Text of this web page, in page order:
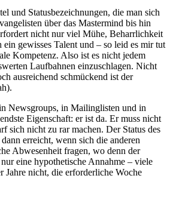
und Statusbezeichnungen, die man sich
über das Mastermind bis hin
nicht nur viel Mühe, Beharrlichkeit
gewisses Talent und – so leid es mir tut
Kompetenz. Also ist es nicht jedem
Laufbahnen einzuschlagen. Nicht
ausreichend schmückend ist der
Newsgroups, in Mailinglisten und in
Eigenschaft: er ist da. Er muss nicht
sich nicht zu rar machen. Der Status des
erreicht, wenn sich die anderen
Abwesenheit fragen, wo denn der
eine hypothetische Annahme – viele
Jahre nicht, die erforderliche Woche